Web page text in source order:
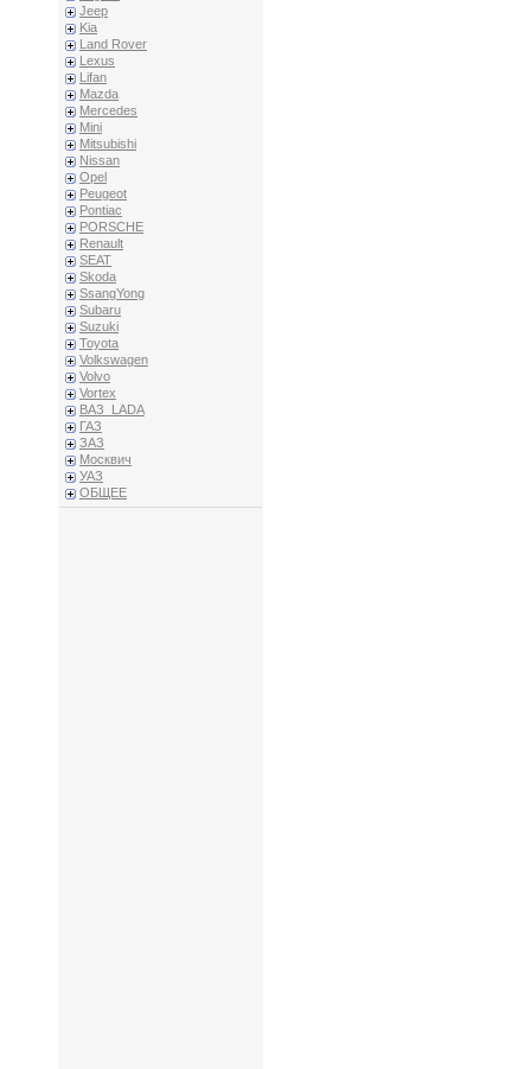
Jeep
Kia
Land Rover
Lexus
Lifan
Mazda
Mercedes
Mini
Mitsubishi
Nissan
Opel
Peugeot
Pontiac
PORSCHE
Renault
SEAT
Skoda
SsangYong
Subaru
Suzuki
Toyota
Volkswagen
Volvo
Vortex
ВАЗ_LADA
ГАЗ
ЗАЗ
Москвич
УАЗ
ОБЩЕЕ